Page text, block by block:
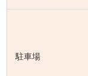
駐車場